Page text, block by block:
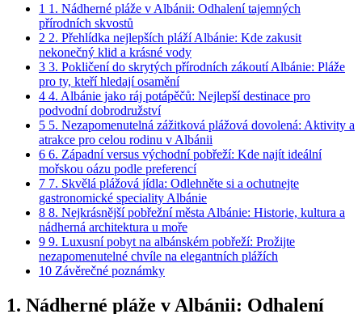
1 1. ⁢Nádherné pláže v Albánii: Odhalení tajemných
přírodních​ skvostů
2 2. Přehlídka ​nejlepších‍ pláží⁣ Albánie: Kde ⁤zakusit
nekonečný klid a krásné vody
3 3. Pokličení do skrytých přírodních⁣ zákoutí Albánie: Pláže
pro ty, kteří hledají osamění
4 4. Albánie jako‍ ráj potápěčů: ​Nejlepší destinace pro
podvodní‍ dobrodružství
5 5.⁣ Nezapomenutelná zážitková plážová dovolená: Aktivity ‍a
atrakce pro celou rodinu v Albánii
6 6. Západní‌ versus východní⁣ pobřeží: ⁣Kde⁤ najít ideální⁢
mořskou oázu podle preferencí
7 7. Skvělá ​plážová jídla: Odlehněte ‍si a⁣ ochutnejte
gastronomické ​speciality⁣ Albánie
8 8. Nejkrásnější pobřežní ​města Albánie: Historie, ⁣kultura a⁤
nádherná architektura u moře
9 9. Luxusní pobyt na albánském pobřeží:⁢ Prožijte
nezapomenutelné chvíle‍ na elegantních plážích
10 Závěrečné poznámky
1. ⁢Nádherné pláže v Albánii: Odhalení